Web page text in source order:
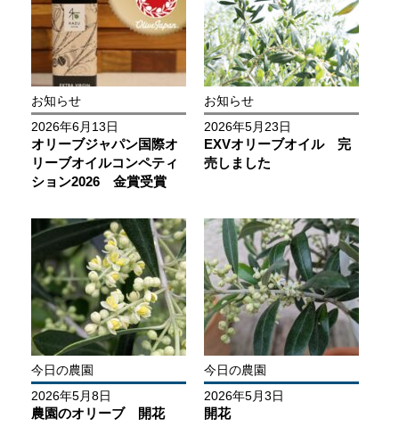
お知らせ
2026年6月13日
オリーブジャパン国際オ
リーブオイルコンペティ
ション2026 金賞受賞
お知らせ
2026年5月23日
EXVオリーブオイル 完
売しました
今日の農園
2026年5月8日
農園のオリーブ 開花
今日の農園
2026年5月3日
開花